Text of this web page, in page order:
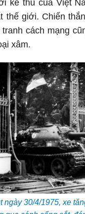
kẻ thù của Việt
thế giới. Chiến
tranh cách mạng
xâm.
ngày 30/4/1975, xe